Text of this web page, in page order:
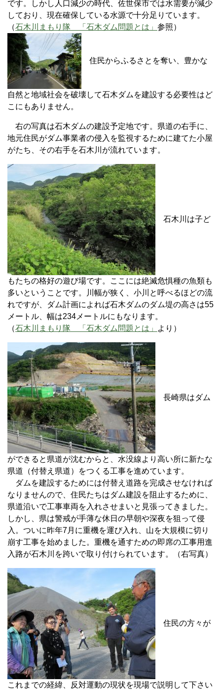
です。しかし人口減少の時代、佐世保市では水需要が減少
しており、現在確保している水源で十分足りています。
（石木川まもり隊 「石木ダム問題とは」 参照）
住民からふるさとを奪い、豊かな
自然と地域社会を破壊して石木ダムを建設する必要性はど
こにもありません。
右の写真は石木ダムの建設予定地です。県道の右手に、
地元住民がダム事業者の侵入を監視するために建てた小屋
がたち、その右手を石木川が流れています。
石木川は子ど
もたちの格好の遊び場です。ここには絶滅危惧種の魚類も
多いということです。川幅が狭く、小川と呼べるほどの流
れですが、ダム計画によれば石木ダムのダム堤の高さは55
メートル、幅は234メートルにもなります。
（石木川まもり隊 「石木ダム問題とは」 より）
長崎県はダム
ができると県道が沈むからと、水没線より高い所に新たな
県道（付替え県道）をつくる工事を進めています。
ダムを建設するためには付替え道路を完成させなければ
なりませんので、住民たちはダム建設を阻止するために、
県道沿いで工事車両を入れさせまいと見張ってきました。
しかし、県は警戒が手薄な休日の早朝や深夜を狙って侵
入。ついに昨年7月に重機を運び入れ、山を大規模に切り
崩す工事を始めました。重機を通すための即席の工事用進
入路が石木川を跨いで取り付けられています。（右写真）
住民の方々が
これまでの経緯、反対運動の現状を現場で説明して下さい